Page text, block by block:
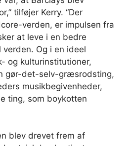
tilføjer Kerry. “Der
verden, er impulsen fra
at leve i en bedre
Og i en ideel
og kulturinstitutioner,
gør-det-selv-græsrodsting,
musikbegivenheder,
ting, som boykotten
blev drevet frem af